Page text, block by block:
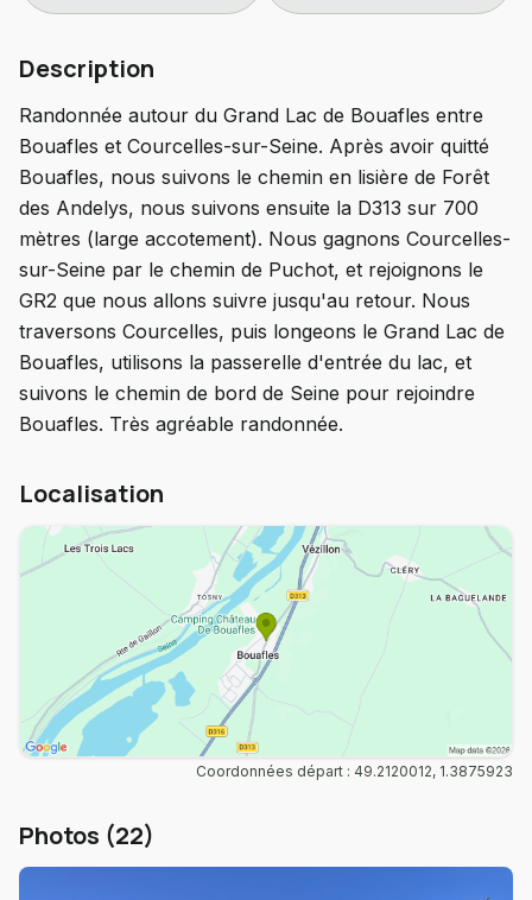
Description
Randonnée autour du Grand Lac de Bouafles entre
Bouafles et Courcelles-sur-Seine. Après avoir quitté
Bouafles, nous suivons le chemin en lisière de Forêt
des Andelys, nous suivons ensuite la D313 sur 700
mètres (large accotement). Nous gagnons Courcelles-
sur-Seine par le chemin de Puchot, et rejoignons le
GR2 que nous allons suivre jusqu'au retour. Nous
traversons Courcelles, puis longeons le Grand Lac de
Bouafles, utilisons la passerelle d'entrée du lac, et
suivons le chemin de bord de Seine pour rejoindre
Bouafles. Très agréable randonnée.
Localisation
Coordonnées départ : 49.2120012, 1.3875923
Photos (22)